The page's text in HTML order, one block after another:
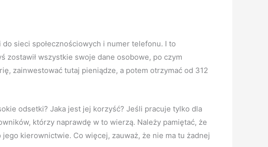
sieci społecznościowych i numer telefonu. I to
zostawił wszystkie swoje dane osobowe, po czym
zainwestować tutaj pieniądze, a potem otrzymać od 312
odsetki? Jaka jest jej korzyść? Jeśli pracuje tylko dla
którzy naprawdę w to wierzą. Należy pamiętać, że
kierownictwie. Co więcej, zauważ, że nie ma tu żadnej